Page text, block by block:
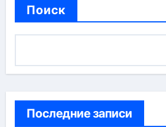
Поиск
Последние записи